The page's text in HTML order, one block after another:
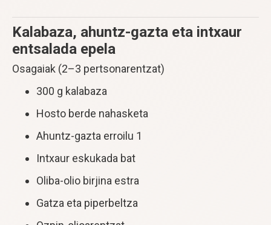
Kalabaza, ahuntz-gazta eta intxaur
entsalada epela
Osagaiak (2–3 pertsonarentzat)
300 g kalabaza
Hosto berde nahasketa
Ahuntz-gazta erroilu 1
Intxaur eskukada bat
Oliba-olio birjina estra
Gatza eta piperbeltza